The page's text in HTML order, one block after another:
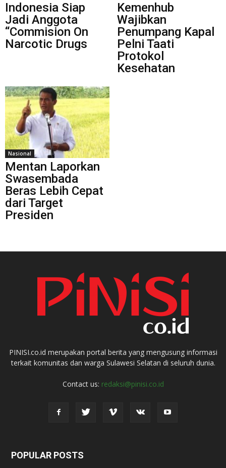
Indonesia Siap
Jadi Anggota
“Commision On
Narcotic Drugs
Kemenhub
Wajibkan
Penumpang Kapal
Pelni Taati
Protokol
Kesehatan
Nasional
Mentan Laporkan
Swasembada
Beras Lebih Cepat
dari Target
Presiden
PINISI.co.id merupakan portal berita yang mengusung informasi
terkait komunitas dan warga Sulawesi Selatan di seluruh dunia.
Contact us: redaksi@pinisi.co.id
POPULAR POSTS